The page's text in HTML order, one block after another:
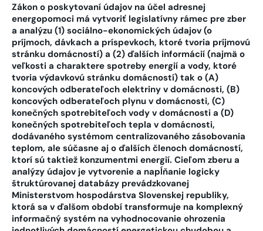
Zákon o poskytovaní údajov na účel adresnej
energopomoci má vytvoriť legislatívny rámec pre zber
a analýzu (1) sociálno-ekonomických údajov (o
príjmoch, dávkach a príspevkoch, ktoré tvoria príjmovú
stránku domácností) a (2) ďalších informácií (najmä o
veľkosti a charaktere spotreby energií a vody, ktoré
tvoria výdavkovú stránku domácností) tak o (A)
koncových odberateľoch elektriny v domácnosti, (B)
koncových odberateľoch plynu v domácnosti, (C)
konečných spotrebiteľoch vody v domácnosti a (D)
konečných spotrebiteľoch tepla v domácnosti,
dodávaného systémom centralizovaného zásobovania
teplom, ale súčasne aj o ďalších členoch domácností,
ktorí sú taktiež konzumentmi energií. Cieľom zberu a
analýzy údajov je vytvorenie a napĺňanie logicky
štruktúrovanej databázy prevádzkovanej
Ministerstvom hospodárstva Slovenskej republiky,
ktorá sa v ďalšom období transformuje na komplexný
informačný systém na vyhodnocovanie ohrozenia